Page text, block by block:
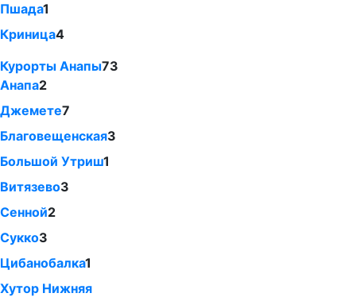
Пшада1
Криница4
Курорты Анапы73
Анапа2
Джемете7
Благовещенская3
Большой Утриш1
Витязево3
Сенной2
Сукко3
Цибанобалка1
Хутор Нижняя